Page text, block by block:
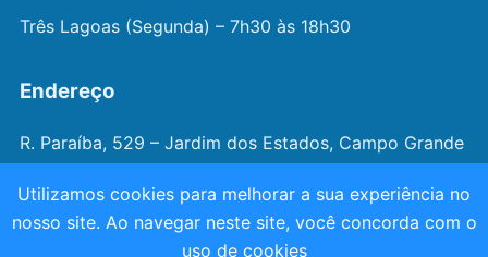
Três Lagoas (Segunda) – 7h30 às 18h30
Endereço
R. Paraíba, 529 – Jardim dos Estados, Campo Grande
– MS
© 2026 — Dr. João Juveniz . Todos os direitos
Utilizamos cookies para melhorar a sua experiência no
nosso site. Ao navegar neste site, você concorda com o
uso de cookies